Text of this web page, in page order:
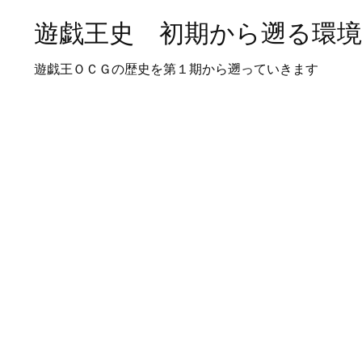
遊戯王史 初期から遡る環
遊戯王ＯＣＧの歴史を第１期から遡っていきます